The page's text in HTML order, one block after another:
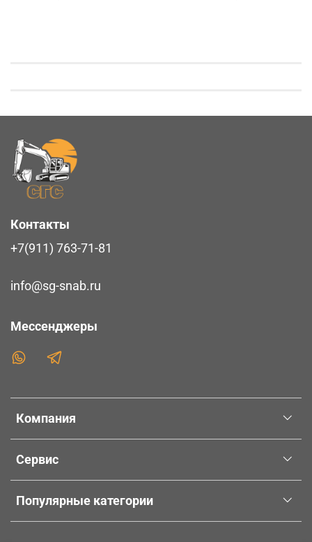
Компания
Сервис
Популярные категории
Контакты
+7(911) 763-71-81
info@sg-snab.ru
Мессенджеры